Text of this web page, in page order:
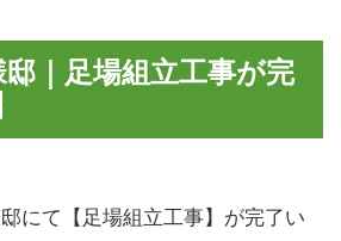
邸｜足場組立工事が完
にて【足場組立工事】が完了い